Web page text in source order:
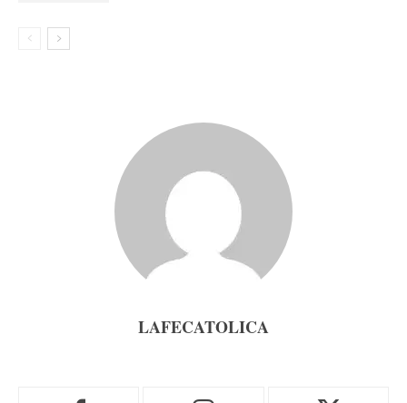
LAFECATOLICA